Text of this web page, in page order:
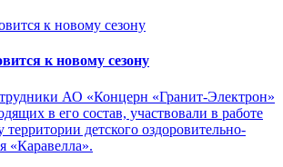
к новому сезону
АО «Концерн «Гранит-Электрон»
в его состав, участвовали в работе
территории детского оздоровительно-
«Каравелла».